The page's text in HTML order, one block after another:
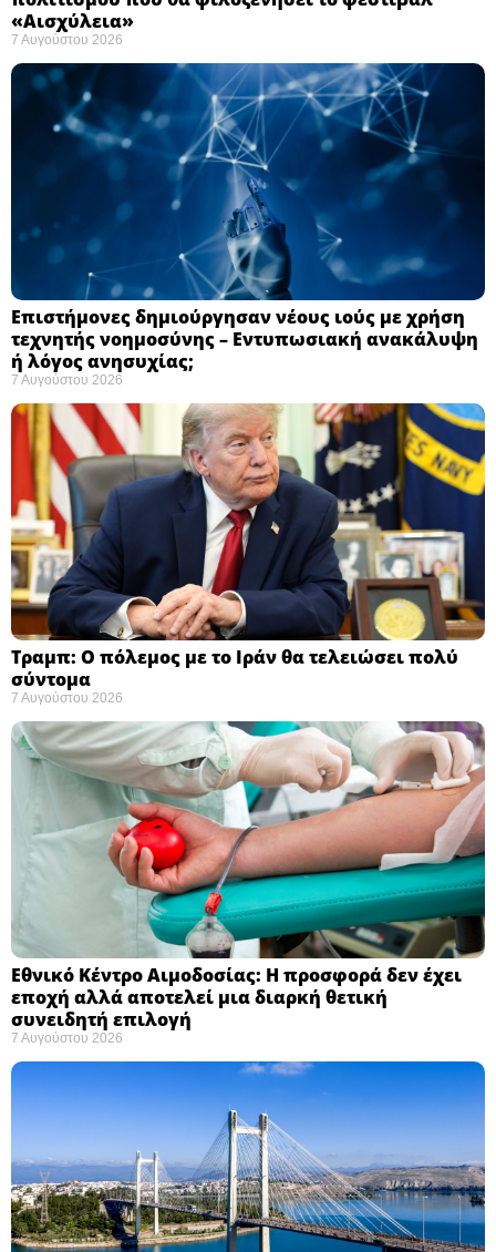
«Αισχύλεια» ​
7 Αυγούστου 2026
Επιστήμονες δημιούργησαν νέους ιούς με χρήση
τεχνητής νοημοσύνης – Εντυπωσιακή ανακάλυψη
ή λόγος ανησυχίας; ​
7 Αυγούστου 2026
Τραμπ: Ο πόλεμος με το Ιράν θα τελειώσει πολύ
σύντομα ​
7 Αυγούστου 2026
Εθνικό Κέντρο Αιμοδοσίας: H προσφορά δεν έχει
εποχή αλλά αποτελεί μια διαρκή θετική
συνειδητή επιλογή ​
7 Αυγούστου 2026